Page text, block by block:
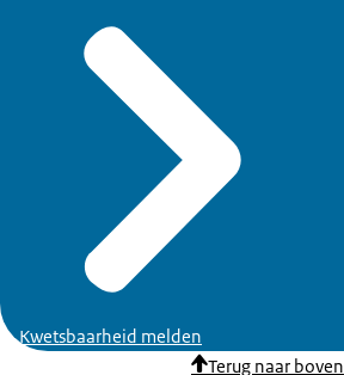
Kwetsbaarheid melden
Terug naar boven